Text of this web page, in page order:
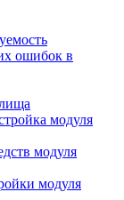
ошибок в
модуля
модуля
модуля